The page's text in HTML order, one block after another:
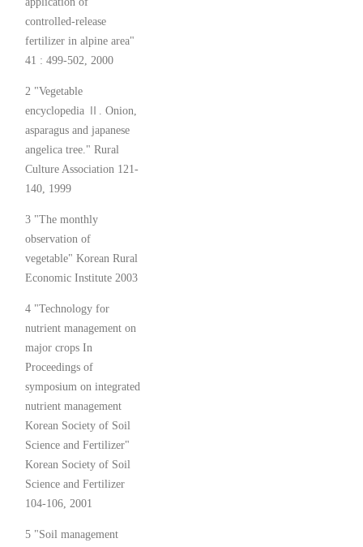
controlled-release
fertilizer in alpine area"
41 : 499-502, 2000
2 "Vegetable
encyclopedia Ⅱ. Onion,
asparagus and japanese
angelica tree." Rural
Culture Association 121-
140, 1999
3 "The monthly
observation of
vegetable" Korean Rural
Economic Institute 2003
4 "Technology for
nutrient management on
major crops In
Proceedings of
symposium on integrated
nutrient management
Korean Society of Soil
Science and Fertilizer"
Korean Society of Soil
Science and Fertilizer
104-106, 2001
5 "Soil management